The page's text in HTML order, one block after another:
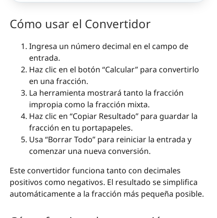
Cómo usar el Convertidor
Ingresa un número decimal en el campo de
entrada.
Haz clic en el botón “Calcular” para convertirlo
en una fracción.
La herramienta mostrará tanto la fracción
impropia como la fracción mixta.
Haz clic en “Copiar Resultado” para guardar la
fracción en tu portapapeles.
Usa “Borrar Todo” para reiniciar la entrada y
comenzar una nueva conversión.
Este convertidor funciona tanto con decimales
positivos como negativos. El resultado se simplifica
automáticamente a la fracción más pequeña posible.